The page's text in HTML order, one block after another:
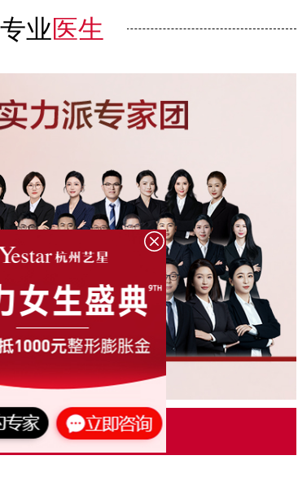
专业医生
了解更多